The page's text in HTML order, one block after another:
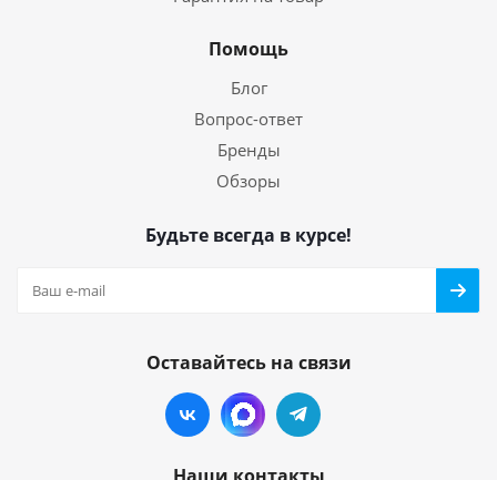
Помощь
Блог
Вопрос-ответ
Бренды
Обзоры
Будьте всегда в курсе!
Оставайтесь на связи